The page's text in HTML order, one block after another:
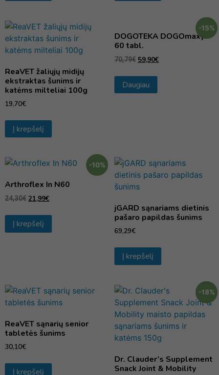
ReaVET žaliųjų midijų
ekstraktas šunims ir
katėms milteliai 100g
19,70€
Į krepšelį
-15%
DOGOTEKA DOGOmaxy
60 tabl.
70,79€ 59,90€
Daugiau
-10%
Arthroflex In N60
24,30€ 21,99€
Į krepšelį
jGARD sąnariams dietinis
pašaro papildas šunims
69,29€
Į krepšelį
ReaVET sąnarių senior
tabletės šunims
30,10€
Į krepšelį
-18%
Dr. Clauder’s Supplement
Snack Joint & Mobility